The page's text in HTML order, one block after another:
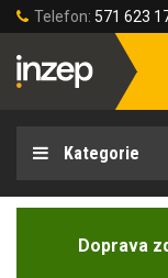
Telefon: 571 623
Kategorie
Doprava